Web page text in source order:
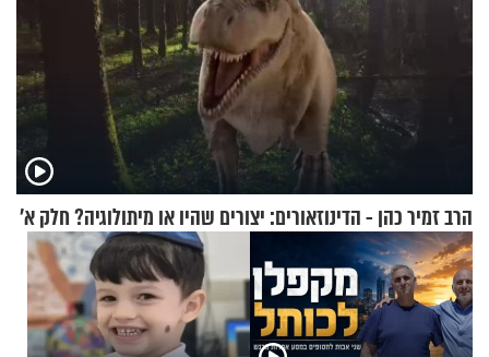
הרב זמיר כהן - הדינוזאורים: יצורים שהיו או מיתולוגיה? חלק א’